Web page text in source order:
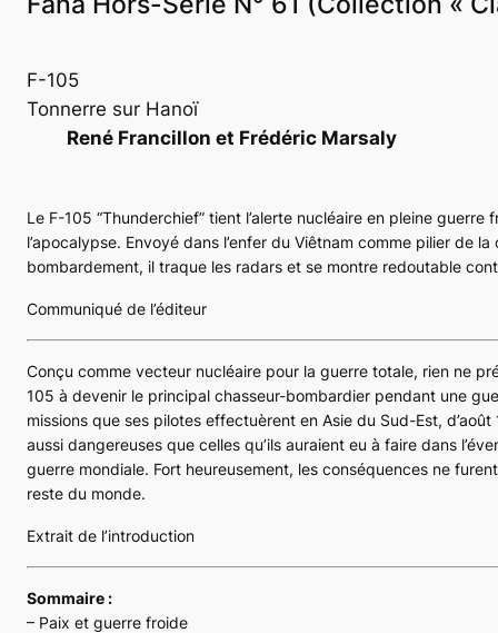
F-105
Tonnerre sur Hanoï
René Francillon et Frédéric Marsaly
Le F-105 “Thunderchief” tient l’alerte nucléaire en pleine
l’apocalypse. Envoyé dans l’enfer du Viêtnam comme pilier de
bombardement, il traque les radars et se montre redoutable
Communiqué de l’éditeur
Conçu comme vecteur nucléaire pour la guerre totale, rien ne
105 à devenir le principal chasseur-bombardier pendant une
missions que ses pilotes effectuèrent en Asie du Sud-Est,
aussi dangereuses que celles qu’ils auraient eu à faire dans
guerre mondiale. Fort heureusement, les conséquences ne
reste du monde.
Extrait de l’introduction
Sommaire :
– Paix et guerre froide